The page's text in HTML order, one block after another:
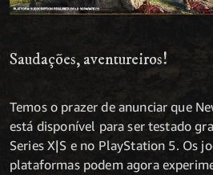
Saudações, aventureiros!
Temos o prazer de anunciar que
está disponível para ser testado
Series X|S e no PlayStation 5. Os
plataformas podem agora